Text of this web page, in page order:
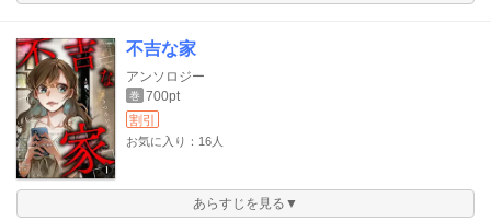
不吉な家
アンソロジー
巻 700pt
割引
お気に入り：16人
あらすじを見る▼